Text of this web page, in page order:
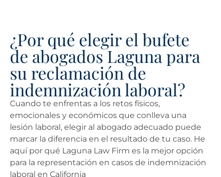
¿Por qué elegir el bufete
de abogados Laguna para
su reclamación de
indemnización laboral?
Cuando te enfrentas a los retos físicos,
emocionales y económicos que conlleva una
lesión laboral, elegir al abogado adecuado puede
marcar la diferencia en el resultado de tu caso. He
aquí por qué Laguna Law Firm es la mejor opción
para la representación en casos de indemnización
laboral en California